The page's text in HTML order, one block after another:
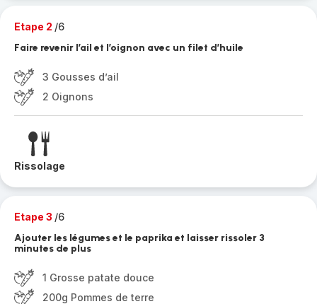
Etape 2 /6
Faire revenir l’ail et l’oignon avec un filet d’huile
3 Gousses d’ail
2 Oignons
Rissolage
Etape 3 /6
Ajouter les légumes et le paprika et laisser rissoler 3
minutes de plus
1 Grosse patate douce
200g Pommes de terre